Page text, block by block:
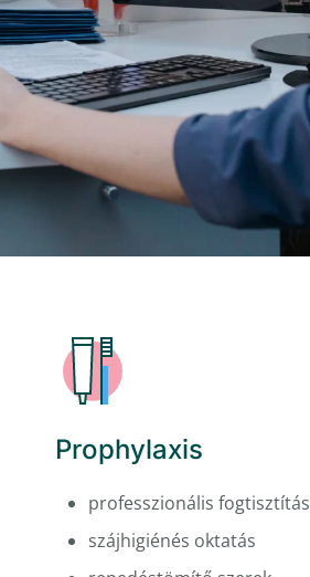
Prophylaxis
professzionális fogtisztítás
szájhigiénés oktatás